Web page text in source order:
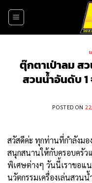
ตุ๊กตาเป่าลม ส
สวนน้ำอันดับ 1
POSTED ON
สวัสดีค่ะ ทุกท่านที่กำลังมอ
สนุกสนานให้กับครอบครัว
พิเศษต่างๆ วันนี้เราขอแ
นวัตกรรมเครื่องเล่นสวน